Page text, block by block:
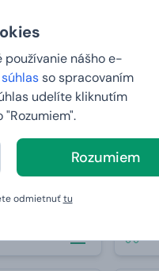
používanie nášho e-
súhlasso spracovaním
udelíte kliknutím
Rozumiem
odmietnuťtu
"Wilson"
U